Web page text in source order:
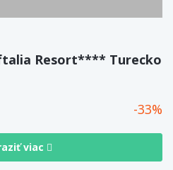
Resort**** Turecko
33
viac